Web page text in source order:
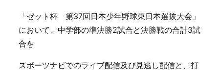
「ゼット杯 第37回日本少年野球東日本選抜大会」
において、中学部の準決勝2試合と決勝戦の合計3試
合を
スポーツナビでのライブ配信及び見逃し配信と、打